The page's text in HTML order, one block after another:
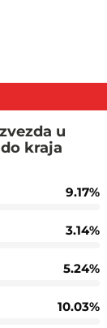
u
kraja
9.17%
3.14%
5.24%
10.03%